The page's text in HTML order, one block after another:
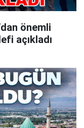
önemli
açıkladı